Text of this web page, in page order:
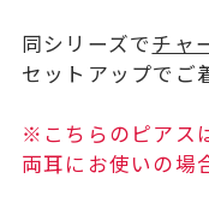
同シリーズでチャ
セットアップでご
※こちらのピアス
両耳にお使いの場